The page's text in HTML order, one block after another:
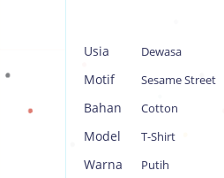
Usia Dewasa
Motif Sesame Street
Bahan Cotton
Model T-Shirt
Warna Putih